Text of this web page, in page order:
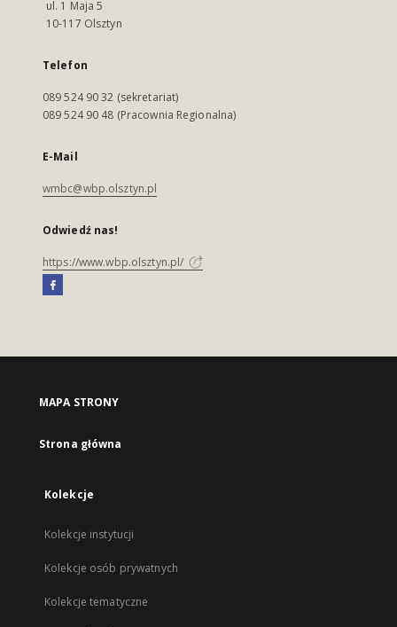
ul. 1 Maja 5
10-117 Olsztyn
Telefon
089 524 90 32 (sekretariat)
089 524 90 48 (Pracownia Regionalna)
E-Mail
wmbc@wbp.olsztyn.pl
Odwiedź nas!
https://www.wbp.olsztyn.pl/
MAPA STRONY
Strona główna
Kolekcje
Kolekcje instytucji
Kolekcje osób prywatnych
Kolekcje tematyczne